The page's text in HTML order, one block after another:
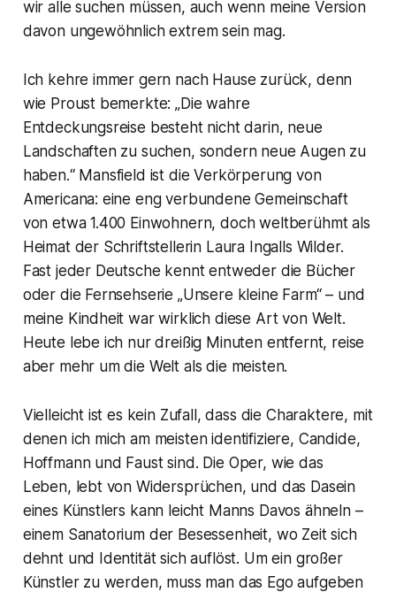
wir alle suchen müssen, auch wenn meine Version
davon ungewöhnlich extrem sein mag.
Ich kehre immer gern nach Hause zurück, denn
wie Proust bemerkte: „Die wahre
Entdeckungsreise besteht nicht darin, neue
Landschaften zu suchen, sondern neue Augen zu
haben.“ Mansfield ist die Verkörperung von
Americana: eine eng verbundene Gemeinschaft
von etwa 1.400 Einwohnern, doch weltberühmt als
Heimat der Schriftstellerin Laura Ingalls Wilder.
Fast jeder Deutsche kennt entweder die Bücher
oder die Fernsehserie „Unsere kleine Farm“ – und
meine Kindheit war wirklich diese Art von Welt.
Heute lebe ich nur dreißig Minuten entfernt, reise
aber mehr um die Welt als die meisten.
Vielleicht ist es kein Zufall, dass die Charaktere, mit
denen ich mich am meisten identifiziere, Candide,
Hoffmann und Faust sind. Die Oper, wie das
Leben, lebt von Widersprüchen, und das Dasein
eines Künstlers kann leicht Manns Davos ähneln –
einem Sanatorium der Besessenheit, wo Zeit sich
dehnt und Identität sich auflöst. Um ein großer
Künstler zu werden, muss man das Ego aufgeben